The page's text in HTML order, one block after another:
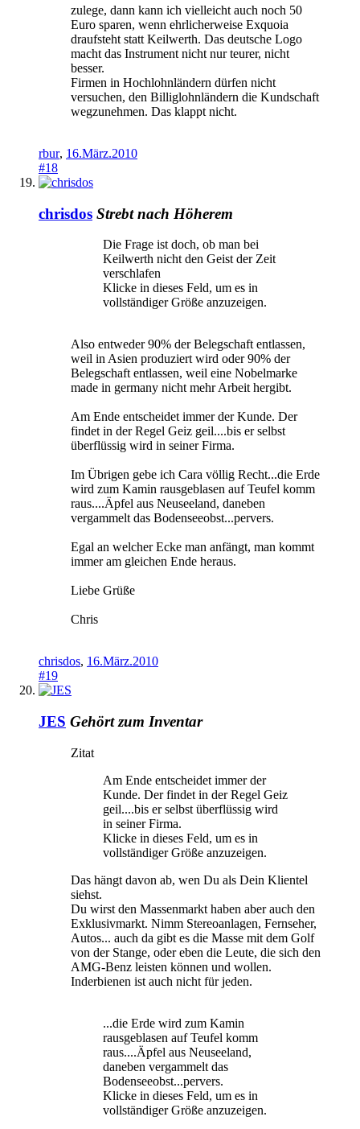
zulege, dann kann ich vielleicht auch noch 50
Euro sparen, wenn ehrlicherweise Exquoia
draufsteht statt Keilwerth. Das deutsche Logo
macht das Instrument nicht nur teurer, nicht
besser.
Firmen in Hochlohnländern dürfen nicht
versuchen, den Billiglohnländern die Kundschaft
wegzunehmen. Das klappt nicht.
rbur, 16.März.2010
#18
chrisdos Strebt nach Höherem
Die Frage ist doch, ob man bei
Keilwerth nicht den Geist der Zeit
verschlafen
Klicke in dieses Feld, um es in
vollständiger Größe anzuzeigen.
Also entweder 90% der Belegschaft entlassen,
weil in Asien produziert wird oder 90% der
Belegschaft entlassen, weil eine Nobelmarke
made in germany nicht mehr Arbeit hergibt.
Am Ende entscheidet immer der Kunde. Der
findet in der Regel Geiz geil....bis er selbst
überflüssig wird in seiner Firma.
Im Übrigen gebe ich Cara völlig Recht...die Erde
wird zum Kamin rausgeblasen auf Teufel komm
raus....Äpfel aus Neuseeland, daneben
vergammelt das Bodenseeobst...pervers.
Egal an welcher Ecke man anfängt, man kommt
immer am gleichen Ende heraus.
Liebe Grüße
Chris
chrisdos, 16.März.2010
#19
JES Gehört zum Inventar
Zitat
Am Ende entscheidet immer der
Kunde. Der findet in der Regel Geiz
geil....bis er selbst überflüssig wird
in seiner Firma.
Klicke in dieses Feld, um es in
vollständiger Größe anzuzeigen.
Das hängt davon ab, wen Du als Dein Klientel
siehst.
Du wirst den Massenmarkt haben aber auch den
Exklusivmarkt. Nimm Stereoanlagen, Fernseher,
Autos... auch da gibt es die Masse mit dem Golf
von der Stange, oder eben die Leute, die sich den
AMG-Benz leisten können und wollen.
Inderbienen ist auch nicht für jeden.
...die Erde wird zum Kamin
rausgeblasen auf Teufel komm
raus....Äpfel aus Neuseeland,
daneben vergammelt das
Bodenseeobst...pervers.
Klicke in dieses Feld, um es in
vollständiger Größe anzuzeigen.